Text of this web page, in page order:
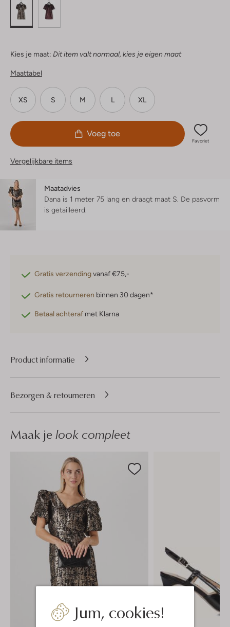
Jum, cookies!
Kies je maat: Dit item valt normaal, kies je eigen maat
Maattabel
XS S M L XL
Voeg toe
Favoriet
Vergelijkbare items
Maatadvies
Dana is 1 meter 75 lang en draagt maat S. De pasvorm
is getailleerd
Gratis verzendingvanaf €75,-
Gratis retourneren binnen 30 dagen*
Betaal achteraf met Klarna
Product informatie
Bezorgen & retourneren
Maak je look compleet